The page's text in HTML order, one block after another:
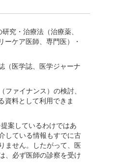
究・治療法（治療薬、
ケア医師、専門医）・
（医学誌、医学ジャーナ
ァイナンス）の検討、
資料として利用できま
案しているわけではあ
している情報もすでに古
ません。したがって、医
、必ず医師の診察を受け